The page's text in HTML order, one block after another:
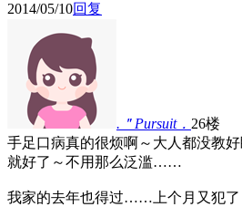
2014/05/10回复
.＂Pursuit． 26楼
手足口病真的很烦啊～大人都没教
就好了～不用那么泛滥……
我家的去年也得过……上个月又犯了